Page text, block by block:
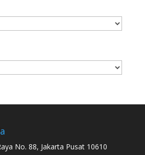
No. 88, Jakarta Pusat 10610